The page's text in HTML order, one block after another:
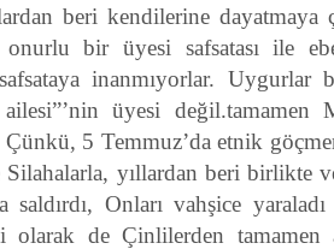
beri kendilerine dayatmaya
bir üyesi safsatası ile
inanmıyorlar. Uygurlar
üyesi
Çünkü, 5 Temmuz’da etnik
Silahalarla, yıllardan beri birlikte
saldırdı, Onları vahşice
olarak de Çinlilerden tamamen